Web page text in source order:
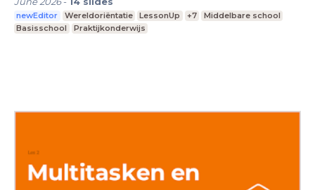
newEditor Wereldoriëntatie LessonUp +7
Middelbare school
Basisschool
Praktijkonderwijs